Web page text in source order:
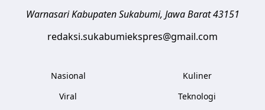
Warnasari Kabupaten Sukabumi, Jawa Barat 43151
redaksi.sukabumiekspres@gmail.com
Nasional
Viral
Kuliner
Teknologi